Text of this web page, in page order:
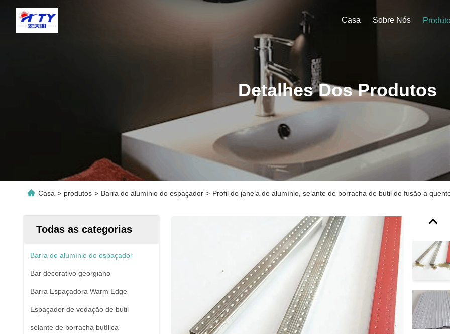
Casa Sobre Nós
Detalhes Dos Produtos
Casa > produtos > Barra de alumínio do espaçador > Profil de janela de alumínio, selante de borracha de butil de fusão a
Todas as categorias
Barra de alumínio do espaçador
Bar decorativo georgiano
Barra Espaçadora Warm Edge
Espaçador de vedação de butil
selante de borracha butílica